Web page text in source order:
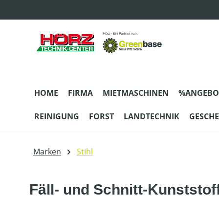
HOME FIRMA MIETMASCHINEN
REINIGUNG FORST LANDTECHNIK
Marken Stihl
Fäll- und Schnitt-